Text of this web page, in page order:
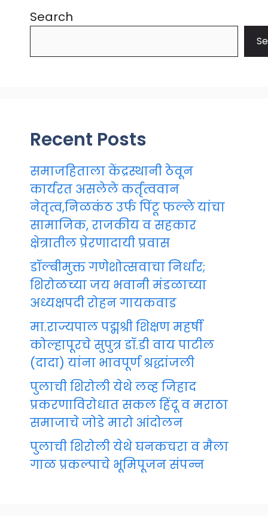
Search
Recent Posts
समाजहिताला केंद्रस्थानी ठेवून
कार्यरत असलेले कर्तृत्ववान
नेतृत्व,निळकंठ उर्फ पिंटू फल्ले यांचा
सामाजिक, राजकीय व सहकार
क्षेत्रातील प्रेरणादायी प्रवास
डॉल्बीमुक्त गणेशोत्सवाचा निर्धार;
शिरोळच्या जय भवानी मंडळाच्या
अध्यक्षपदी रोहन गायकवाड
मा.राज्यपाल पद्मश्री शिक्षण महर्षी
कोल्हापूरचे सुपुत्र डॉ.डी वाय पाटील
(दादा) यांना भावपूर्ण श्रद्धांजली
पुलाची शिरोली येथे लव्ह जिहाद
प्रकरणाविरोधात सकल हिंदू व मराठा
समाजाचे जोडे मारो आंदोलन
पुलाची शिरोली येथे घनकचरा व मैला
गाळ प्रकल्पाचे भूमिपूजन संपन्न